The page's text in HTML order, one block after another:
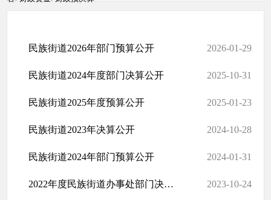
民族街道2026年部门预算公开 2026-01-29
民族街道2024年度部门决算公开 2025-10-31
民族街道2025年度预算公开 2025-01-23
民族街道2023年决算公开 2024-10-28
民族街道2024年部门预算公开 2024-01-31
2022年度民族街道办事处部门决算公开 2023-10-24